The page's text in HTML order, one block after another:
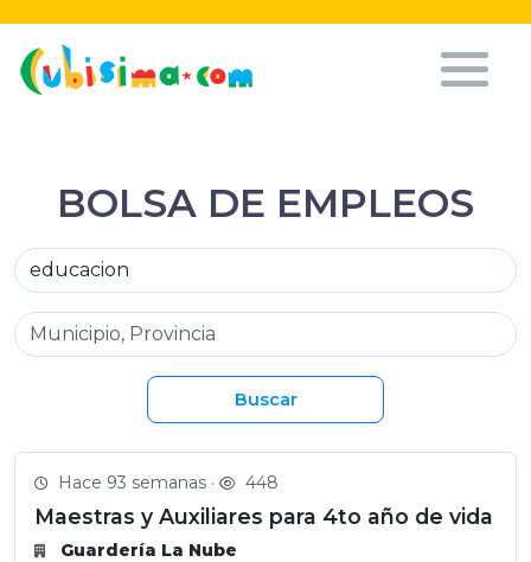
BOLSA DE EMPLEOS
Buscar
Hace 93 semanas · 448
Maestras y Auxiliares para 4to año de vida
Guardería La Nube